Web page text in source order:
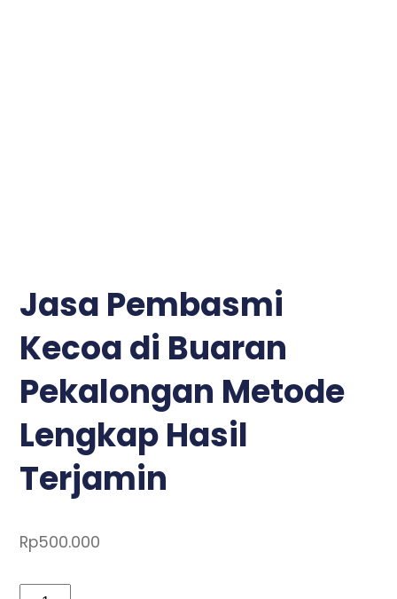
Jasa Pembasmi
Kecoa di Buaran
Pekalongan Metode
Lengkap Hasil
Terjamin
Rp500.000